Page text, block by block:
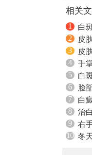
相关
1
白
2
皮
3
皮
4
手
5
白
6
脸
7
白
8
治
9
右
10 冬